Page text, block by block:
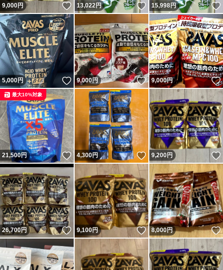
9,000円 いいね！
13,022円 いいね！
15,998円
5,000円 いいね！
9,000円 いいね！
9,000円
21,500円 いいね！
最大10%対象
4,300円 いいね！
9,200円
26,700円 いいね！
9,100円 いいね！
8,000円